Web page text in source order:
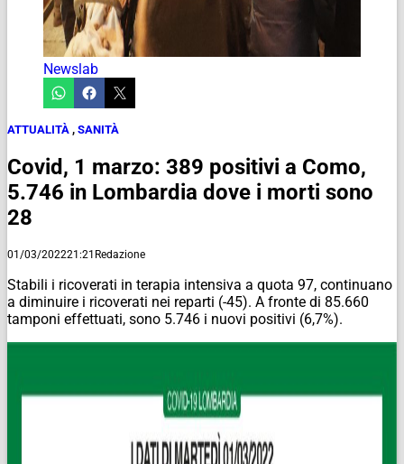
Newslab
ATTUALITÀ , SANITÀ
Covid, 1 marzo: 389 positivi a Como,
5.746 in Lombardia dove i morti sono
28
01/03/202221:21 Redazione
Stabili i ricoverati in terapia intensiva a quota 97, continuano
a diminuire i ricoverati nei reparti (-45). A fronte di 85.660
tamponi effettuati, sono 5.746 i nuovi positivi (6,7%).